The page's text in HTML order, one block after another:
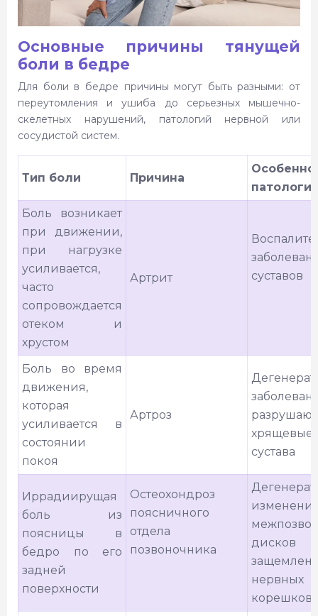
Основные причины тянущей
боли в бедре
Для боли в бедре причины могут быть разными: от
переутомления и ушиба до серьезных мышечно-
скелетных нарушений, патологий нервной или
сосудистой систем.
Тип боли Причина
Боль возникает
при движении,
при нагрузке
усиливается,
часто
сопровождается
отеком и
хрустом
Артрит
суставов
Боль во время
движения,
которая
усиливается в
состоянии
покоя
Артроз
сустава
Иррадиирущая
боль из
поясницы в
бедро по его
задней
поверхности
Остеохондроз
поясничного
отдела
позвоночника
нервных
корешков